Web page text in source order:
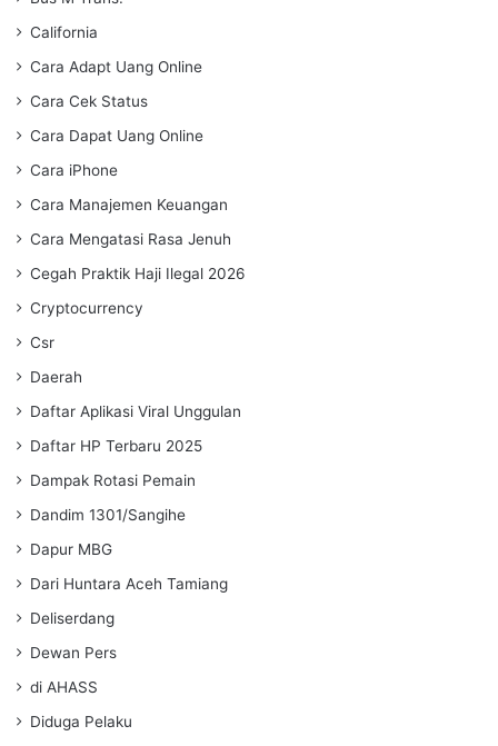
California
Cara Adapt Uang Online
Cara Cek Status
Cara Dapat Uang Online
Cara iPhone
Cara Manajemen Keuangan
Cara Mengatasi Rasa Jenuh
Cegah Praktik Haji Ilegal 2026
Cryptocurrency
Csr
Daerah
Daftar Aplikasi Viral Unggulan
Daftar HP Terbaru 2025
Dampak Rotasi Pemain
Dandim 1301/Sangihe
Dapur MBG
Dari Huntara Aceh Tamiang
Deliserdang
Dewan Pers
di AHASS
Diduga Pelaku